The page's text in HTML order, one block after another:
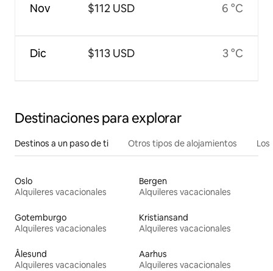
Nov
Dic
$112 USD
$113 USD
6 °C
3 °C
Destinaciones para explorar
Destinos a un paso de ti Otros tipos de alojamientos
Oslo
Alquileres vacacionales
Bergen
Alquileres vacacionales
Gotemburgo
Alquileres vacacionales
Kristiansand
Alquileres vacacionales
Ålesund
Alquileres vacacionales
Aarhus
Alquileres vacacionales